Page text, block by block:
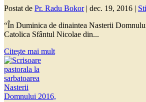
Postat de Pr. Radu Bokor| dec. 19, 2016 |
“În Duminica de dinaintea Nasterii
Catolica Sfântul Nicolae din...
Citeşte mai mult